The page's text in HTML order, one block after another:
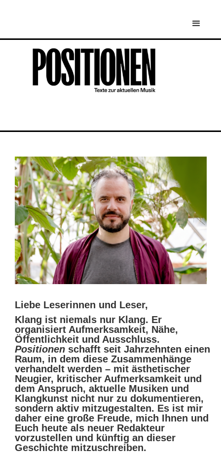
Liebe Leserinnen und Leser,
Klang ist niemals nur Klang. Er
organisiert Aufmerksamkeit, Nähe,
Öffentlichkeit und Ausschluss.
Positionen schafft seit Jahrzehnten einen
Raum, in dem diese Zusammenhänge
verhandelt werden – mit ästhetischer
Neugier, kritischer Aufmerksamkeit und
dem Anspruch, aktuelle Musiken und
Klangkunst nicht nur zu dokumentieren,
sondern aktiv mitzugestalten. Es ist mir
daher eine große Freude, mich Ihnen und
Euch heute als neuer Redakteur
vorzustellen und künftig an dieser
Geschichte mitzuschreiben.